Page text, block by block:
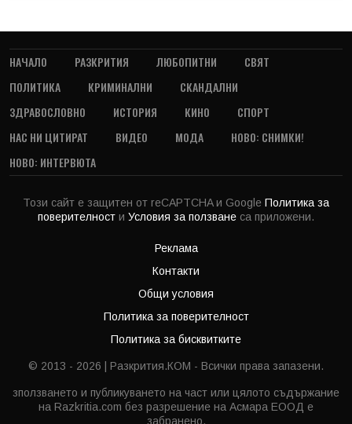
НАЧАЛО РАЗКРИТИЯ ЛЮБОПИТНИ
СВЯТ
ПОЛИТИКА
КРИМИНАЛНИ
СКАНДАЛНИ
ЗДРАВОСЛОВНО
ИСТОРИЯ КИНО
СПОРТ
НАС НИ ЦИТИРАТ
ВИДЕО МОДА
НОВО: СНИМКИ!
НОВО: ИНТЕРВЮТА
Този сайт е защитен от reCAPTCHA и Google Политика за
поверителност и Условия за ползване са приложени.
Реклама
Контакти
Общи условия
Политика за поверителност
Политика за бисквитките
© 2013 - 2026 | Разкрития.КОМ - Всички права запазени.
зползването и публикуването на част или цялото съдържание
на Razkritia.com без разрешение на Асмара ЕООД е
забранено.